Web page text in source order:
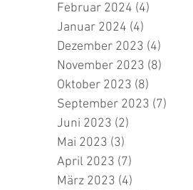
Februar 2024 (4)
Januar 2024 (4)
Dezember 2023 (4)
November 2023 (8)
Oktober 2023 (8)
September 2023 (7)
Juni 2023 (2)
Mai 2023 (3)
April 2023 (7)
März 2023 (4)